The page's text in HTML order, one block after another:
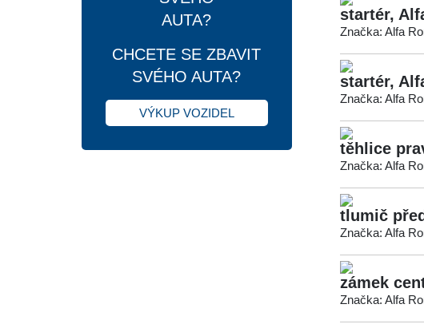
CHCETE SE ZBAVIT
SVÉHO AUTA?
VÝKUP VOZIDEL
startér,
Značka: Alfa
startér,
Značka: Alfa
těhlice
Značka: Alfa
tlumič
Značka: Alfa
zámek
Značka: Alfa